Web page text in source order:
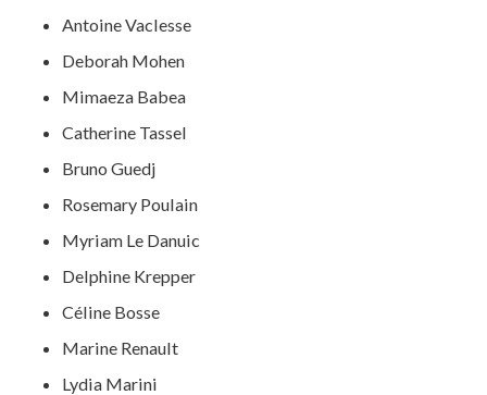
Antoine Vaclesse
Deborah Mohen
Mimaeza Babea
Catherine Tassel
Bruno Guedj
Rosemary Poulain
Myriam Le Danuic
Delphine Krepper
Céline Bosse
Marine Renault
Lydia Marini